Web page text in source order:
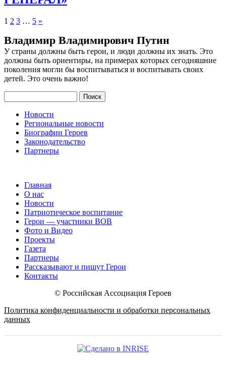
Пагинация
записей
1 2 3 … 5 »
Владимир Владимирович Путин
У страны должны быть герои, и люди должны их знать. Это
должны быть ориентиры, на примерах которых сегодняшние
поколения могли бы воспитываться и воспитывать своих
детей. Это очень важно!
Поиск
Новости
Региональные новости
Биографии Героев
Законодательство
Партнеры
Главная
О нас
Новости
Патриотическое воспитание
Герои — участники ВОВ
Фото и Видео
Проекты
Газета
Партнеры
Рассказывают и пишут Герои
Контакты
© Российская Ассоциация Героев
Политика конфиденциальности и обработки персональных
данных